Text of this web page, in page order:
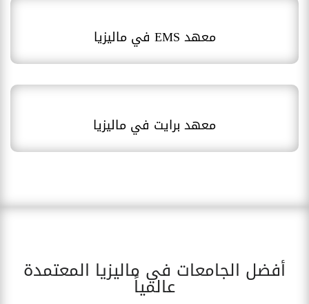
معهد EMS في ماليزيا
معهد برايت في ماليزيا
أفضل الجامعات في ماليزيا المعتمدة
عالمياً